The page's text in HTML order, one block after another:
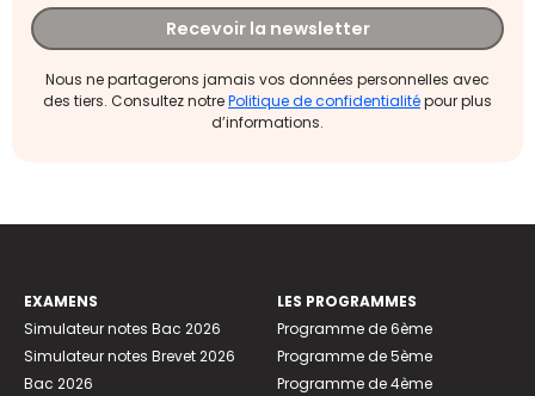
Recevoir la newsletter
Nous ne partagerons jamais vos données personnelles avec
des tiers. Consultez notrePolitique de confidentialitépour plus
d’informations.
EXAMENS
Simulateur notes Bac 2026
Simulateur notes Brevet 2026
Bac 2026
LES PROGRAMMES
Programme de 6ème
Programme de 5ème
Programme de 4ème